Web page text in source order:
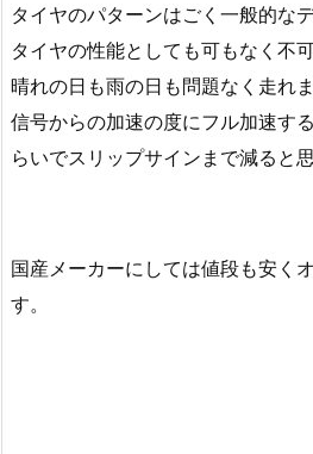
タイヤのパターンはごく一般的な
タイヤの性能としても可もなく不
晴れの日も雨の日も問題なく走れま
信号からの加速の度にフル加速す
らいでスリップサインまで減ると思
国産メーカーにしては値段も安く
す。